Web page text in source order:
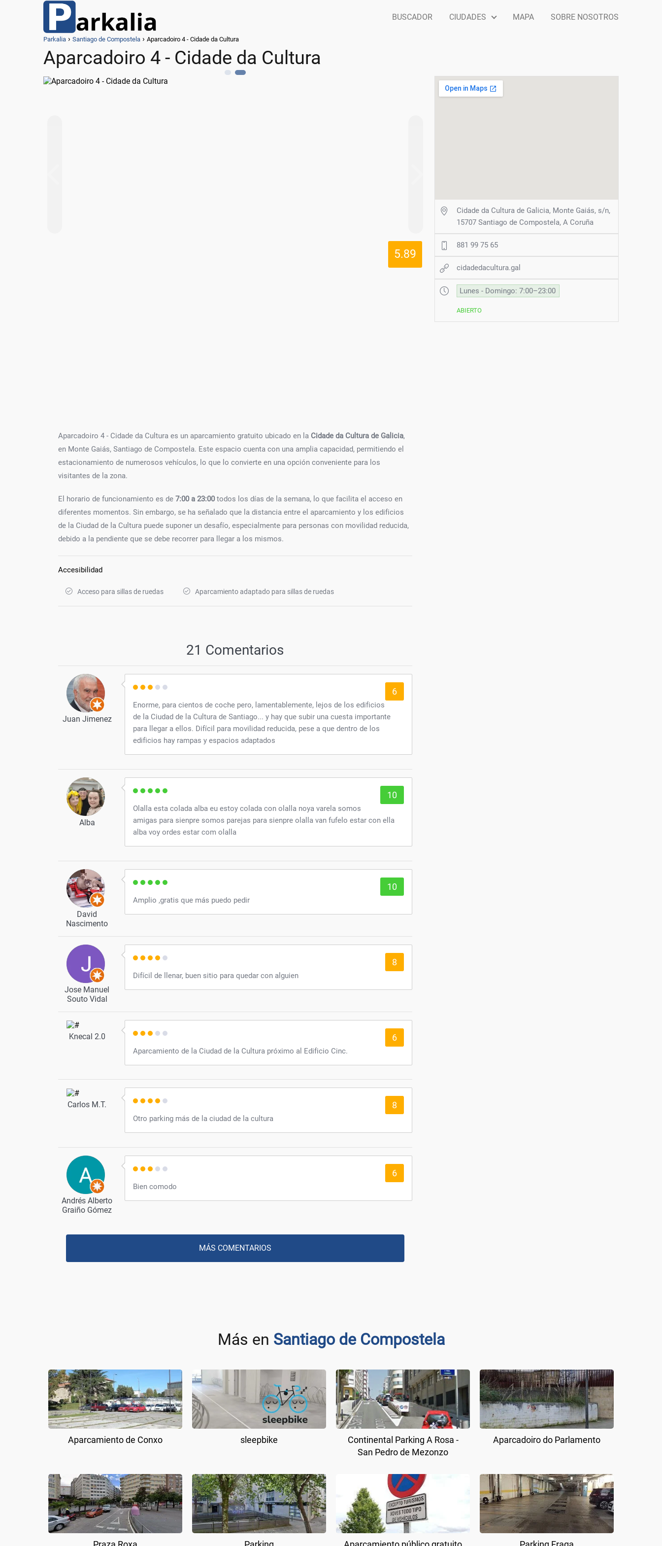
BUSCADOR CIUDADES MAPA SOBRE NOSOTROS
Parkalia Santiago de Compostela Aparcadoiro 4 - Cidade da Cultura
Aparcadoiro 4 - Cidade da Cultura
5.89
Aparcadoiro 4 - Cidade da Cultura es un aparcamiento gratuito ubicado en la Cidade da Cultura de Galicia,
en Monte Gaiás, Santiago de Compostela. Este espacio cuenta con una amplia capacidad, permitiendo el
estacionamiento de numerosos vehículos, lo que lo convierte en una opción conveniente para los
visitantes de la zona.
El horario de funcionamiento es de 7:00 a 23:00todos los días de la semana, lo que facilita el acceso en
diferentes momentos. Sin embargo, se ha señalado que la distancia entre el aparcamiento y los edificios
de la Ciudad de la Cultura puede suponer un desafío, especialmente para personas con movilidad reducida,
debido a la pendiente que se debe recorrer para llegar a los mismos.
Accesibilidad
Acceso para sillas de ruedas Aparcamiento adaptado para sillas de ruedas
21 Comentarios
Juan Jimenez
6
Enorme, para cientos de coche pero, lamentablemente, lejos de los edificios
de la Ciudad de la Cultura de Santiago... y hay que subir una cuesta importante
para llegar a ellos. Difícil para movilidad reducida, pese a que dentro de los
edificios hay rampas y espacios adaptados
Alba
10
Olalla esta colada alba eu estoy colada con olalla noya varela somos
amigas para sienpre somos parejas para sienpre olalla van fufelo estar con ella
alba voy ordes estar com olalla
David
Nascimento
10
Amplio ,gratis que más puedo pedir
Jose Manuel
Souto Vidal
8
Difícil de llenar, buen sitio para quedar con alguien
Knecal 2.0 6
Aparcamiento de la Ciudad de la Cultura próximo al Edificio Cinc.
Carlos M.T. 8
Otro parking más de la ciudad de la cultura
Andrés Alberto
Graiño Gómez
6
Bien comodo
MÁS COMENTARIOS
Cidade da Cultura de Galicia, Monte Gaiás, s/n,
15707 Santiago de Compostela, A Coruña
881 99 75 65
cidadedacultura.gal
Lunes - Domingo: 7:00–23:00
ABIERTO
Más en Santiago de Compostela
Aparcamiento de Conxo sleepbike
Continental Parking A Rosa -
San Pedro de Mezonzo
Aparcadoiro do Parlamento